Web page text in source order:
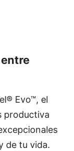
Evo™, el
productiva
de tu vida.